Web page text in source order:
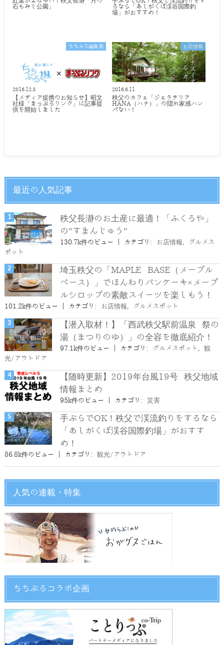
石もみじ公園」
るなら「あしがくぼ渓谷国際釣
場」がおすすめ！
ちちぶる編集局
2016.12.3
【メディア提携のお知らせ】昭文
社様「まっぷるリンク」に記事提
供を開始しました
お店情報
2016.6.11
秩父のカフェ「ジェラテリア
HANA（ハナ）」の隠れ家感ハン
パない！
最近の人気記事
秩父長瀞のお土産に最適！「ふくろや」
の”すまんじゅう”
130.7k件のビュー カテゴリ: お店情報
グルメス
ポット
埼玉秩父の「MAPLE BASE（メープル
ベース）」でほんわりパンケーキ×メープ
ルシロップの素敵スイーツを楽しもう！
101.2k件のビュー カテゴリ: お店情報, グルメスポット
【潜入取材！】「西武秩父駅前温泉 祭の
湯（まつりのゆ）」の全容を徹底紹介！
97.1k件のビュー カテゴリ: グルメスポット , 観
光/アウトドア
【随時更新】2019年台風19号 秩父地域
情報まとめ
95k件のビュー カテゴリ: 災害
手ぶらでOK！秩父で渓流釣りをするなら
「あしがくぼ渓谷国際釣場」がおすす
め！
86.8k件のビュー カテゴリ: 観光/アウトドア
人気の連載・特集
ちちぶるコラボ企画